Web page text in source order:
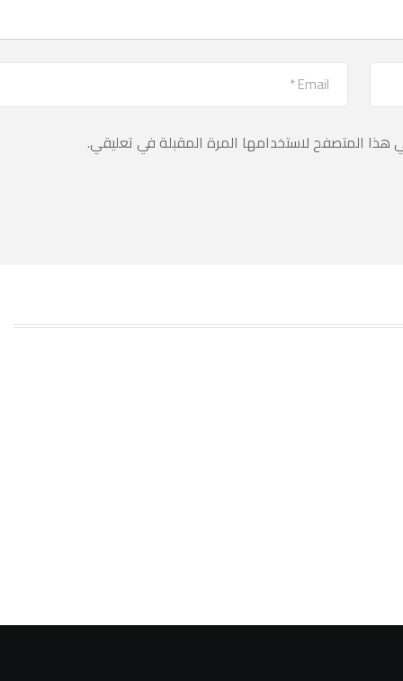
هذا المتصفح لاستخدامها المرة المقبلة في تعليقي.